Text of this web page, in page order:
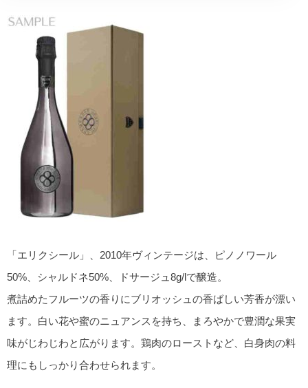
「エリクシール」、2010年ヴィンテージは、ピノノワール
50%、シャルドネ50%、ドサージュ8g/lで醸造。
煮詰めたフルーツの香りにブリオッシュの香ばしい芳香が漂い
ます。白い花や蜜のニュアンスを持ち、まろやかで豊潤な果実
味がじわじわと広がります。鶏肉のローストなど、白身肉の料
理にもしっかり合わせられます。